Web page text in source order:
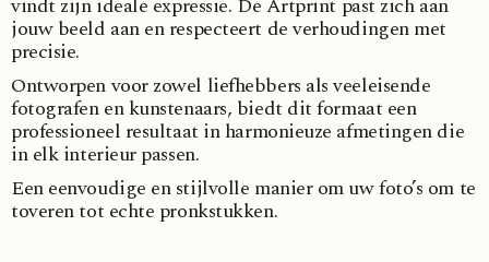
jouw beeld aan en respecteert de verhoudingen met
precisie.
Ontworpen voor zowel liefhebbers als veeleisende
fotografen en kunstenaars, biedt dit formaat een
professioneel resultaat in harmonieuze afmetingen die
in elk interieur passen.
Een eenvoudige en stijlvolle manier om uw foto’s om te
toveren tot echte pronkstukken.